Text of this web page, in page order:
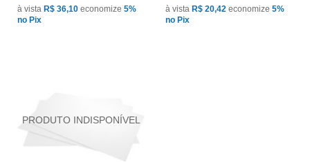
à vista R$ 36,10 economize 5%
no Pix
à vista R$ 20,42 economize 5%
no Pix